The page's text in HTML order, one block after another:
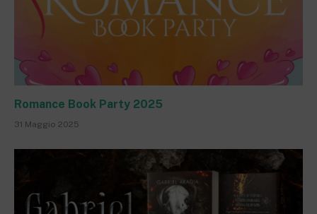
Romance Book Party 2025
31 Maggio 2025